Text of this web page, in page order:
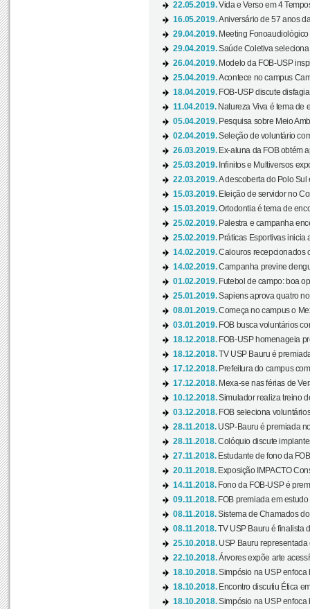
22.05.2019.Vida e Verso em 4
16.05.2019.Aniversário de 57 anos
29.04.2019. Meeting
29.04.2019.Saúde Coletiva
26.04.2019. Modelo da FOB-USP
25.04.2019.Acontece no campus
18.04.2019. FOB-USP discute
11.04.2019. Natureza Viva é tema de
05.04.2019. Pesquisa sobre Meio
02.04.2019.Seleção de voluntário
26.03.2019. Ex-aluna da FOB obtém
25.03.2019. Infinitos e Multiversos
22.03.2019.A descoberta do Polo Sul
15.03.2019. Eleição de servidor no
15.03.2019.Ortodontia é tema de
25.02.2019. Palestra e campanha
25.02.2019. Práticas Esportivas inicia
14.02.2019.Calouros recepcionados
14.02.2019.Campanha previne
01.02.2019. Futebol de campo: boa
25.01.2019.Sapiens aprova quatro
08.01.2019.Começa no campus o
03.01.2019. FOB busca voluntários
18.12.2018. FOB-USP homenageia
18.12.2018.TV USP Bauru é
17.12.2018. Prefeitura do campus
17.12.2018. Mexa-se nas férias de
10.12.2018.Simulador realiza treino
03.12.2018. FOB seleciona
28.11.2018. USP-Bauru é premiada
28.11.2018.Colóquio discute
27.11.2018. Estudante de fono da
20.11.2018. Exposição IMPACTO
14.11.2018. Fono da FOB-USP é
09.11.2018. FOB premiada em estudo
08.11.2018.Sistema de Chamados
08.11.2018.TV USP Bauru é finalista
25.10.2018. USP Bauru representada
22.10.2018.Árvores expõe arte
18.10.2018.Simpósio na USP enfoca
18.10.2018. Encontro discutiu Ética
18.10.2018.Simpósio na USP enfoca